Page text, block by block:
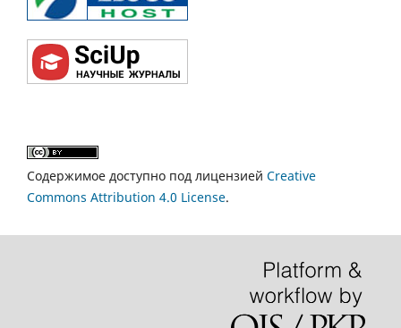
Содержимое доступно под лицензией Creative
Commons Attribution 4.0 License.